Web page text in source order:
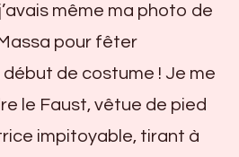
même ma photo de
pour fêter
début de costume ! Je me
le Faust, vêtue de pied
impitoyable, tirant à